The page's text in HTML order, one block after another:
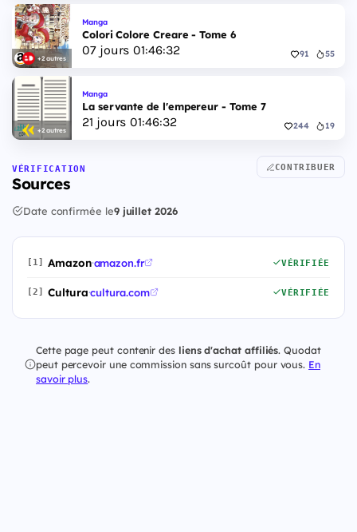
+2 autres
Manga
Colori Colore Creare - Tome 6
07jours 01:46:31 91 55
+2 autres
Manga
La servante de l'empereur - Tome 7
21 jours 01:46:31 244 19
VÉRIFICATION
Sources
CONTRIBUER
Date confirmée le9 juillet 2026
[1] Amazon·amazon.fr VÉRIFIÉE
[2] Cultura·cultura.com VÉRIFIÉE
Cette page peut contenir des liens d'achat affiliés. Quodat
peut percevoir une commission sans surcoût pour vous. En
savoir plus.